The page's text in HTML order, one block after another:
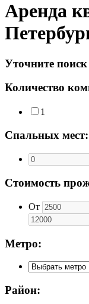
Аренда
Уточните поиск
Количество
1
Спальных мест:
Стоимость
От
Метро:
Район: